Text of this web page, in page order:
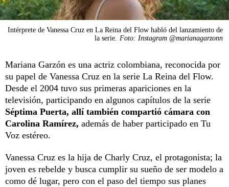
Intérprete de Vanessa Cruz en La Reina del Flow habló del lanzamiento de
la serie. Foto: Instagram @marianagarzonn
Mariana Garzón es una actriz colombiana, reconocida por
su papel de Vanessa Cruz en la serie La Reina del Flow.
Desde el 2004 tuvo sus primeras apariciones en la
televisión, participando en algunos capítulos de la serie
Séptima Puerta, allí también compartió cámara con
Carolina Ramírez, además de haber participado en Tu
Voz estéreo.
Vanessa Cruz es la hija de Charly Cruz, el protagonista; la
joven es rebelde y busca cumplir su sueño de ser modelo a
como dé lugar, pero con el paso del tiempo sus planes